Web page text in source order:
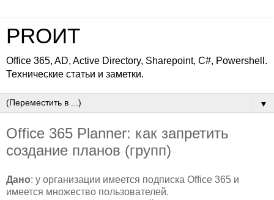
PROИТ
Office 365, AD, Active Directory, Sharepoint, C#, Powershell.
Технические статьи и заметки.
▼
Office 365 Planner: как запретить
создание планов (групп)
Дано: у организации имеется подписка Office 365 и
имеется множество пользователей.